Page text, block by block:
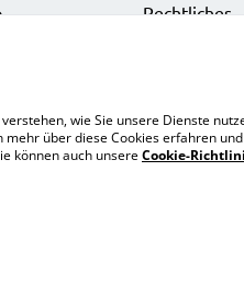
Rechtliches
wie Sie unsere Dienste
über diese Cookies erfahren
können auch unsereCookie-